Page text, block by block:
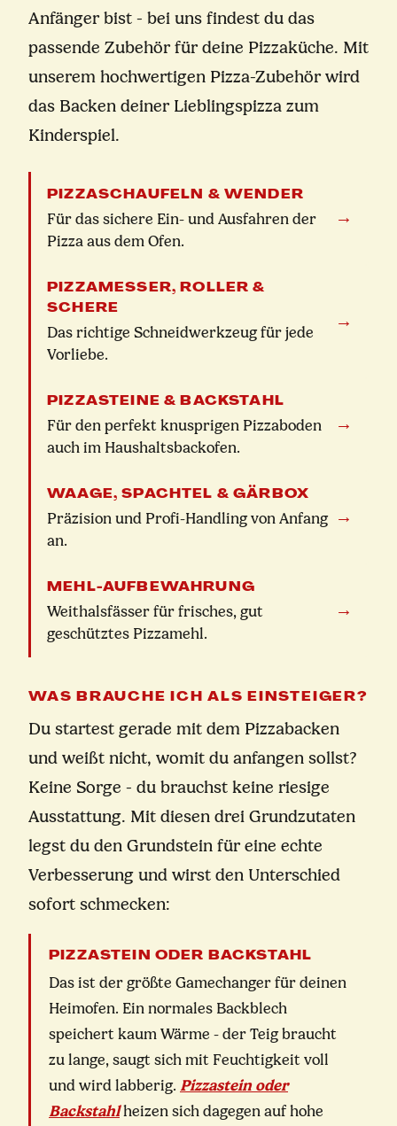
Anfänger bist - bei uns findest du das
passende Zubehör für deine Pizzaküche. Mit
unserem hochwertigen Pizza-Zubehör wird
das Backen deiner Lieblingspizza zum
Kinderspiel.
PIZZASCHAUFELN & WENDER
Für das sichere Ein- und Ausfahren der
Pizza aus dem Ofen.
→
PIZZAMESSER, ROLLER &
SCHERE
Das richtige Schneidwerkzeug für jede
Vorliebe.
→
PIZZASTEINE & BACKSTAHL
Für den perfekt knusprigen Pizzaboden
auch im Haushaltsbackofen.
→
WAAGE, SPACHTEL & GÄRBOX
Präzision und Profi-Handling von Anfang
an.
→
MEHL-AUFBEWAHRUNG
Weithalsfässer für frisches, gut
geschütztes Pizzamehl.
→
WAS BRAUCHE ICH ALS EINSTEIGER?
Du startest gerade mit dem Pizzabacken
und weißt nicht, womit du anfangen sollst?
Keine Sorge - du brauchst keine riesige
Ausstattung. Mit diesen drei Grundzutaten
legst du den Grundstein für eine echte
Verbesserung und wirst den Unterschied
sofort schmecken:
PIZZASTEIN ODER BACKSTAHL
Das ist der größte Gamechanger für deinen
Heimofen. Ein normales Backblech
speichert kaum Wärme - der Teig braucht
zu lange, saugt sich mit Feuchtigkeit voll
und wird labberig. Pizzastein oder
Backstahlheizen sich dagegen auf hohe